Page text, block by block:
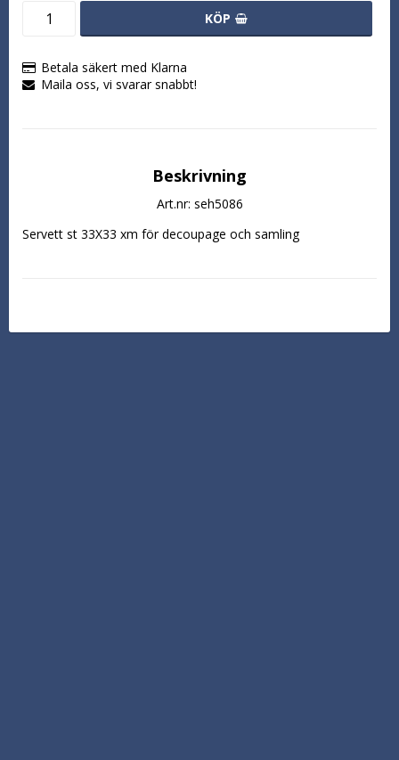
KÖP
Betala säkert med Klarna
Maila oss, vi svarar snabbt!
Beskrivning
Art.nr: seh5086
Servett st 33X33 xm för decoupage och samling